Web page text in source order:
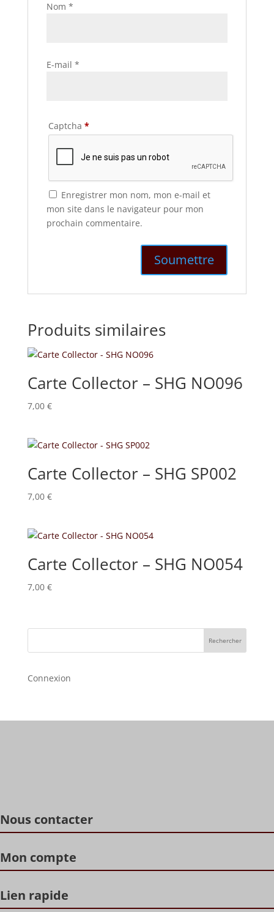
Nom *
E-mail *
Captcha *
Enregistrer mon nom, mon e-mail et
mon site dans le navigateur pour mon
prochain commentaire.
Produits similaires
Carte Collector – SHG NO096
7,00 €
Carte Collector – SHG SP002
7,00 €
Carte Collector – SHG NO054
7,00 €
Rechercher
Connexion
Nous contacter
Mon compte
Lien rapide